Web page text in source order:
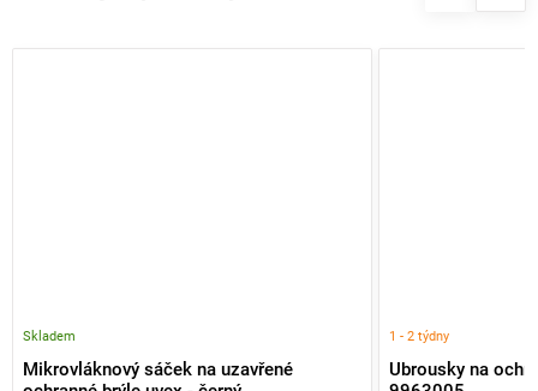
Mikrovláknový sáček na uzavřené
Skladem
Ubrousky na
1 - 2 týdny